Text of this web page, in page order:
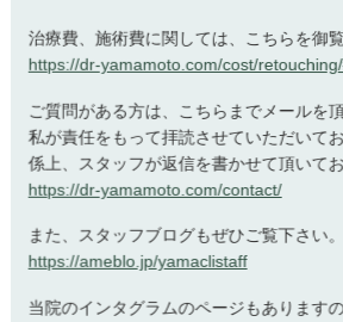
治療費、施術費に関しては、こちらを御覧
https://dr-yamamoto.com/cost/
ご質問がある方は、こちらまでメールを
私が責任をもって拝読させていただいて
係上、スタッフが返信を書かせて頂いてお
https://dr-yamamoto.com/contact/
また、スタッフブログもぜひご覧下さい。
https://ameblo.jp/yamaclistaff
当院のインタグラムのページもあります